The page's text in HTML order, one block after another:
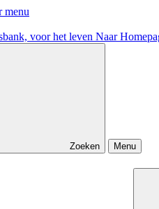
menu
Naar
Zoeken
Menu